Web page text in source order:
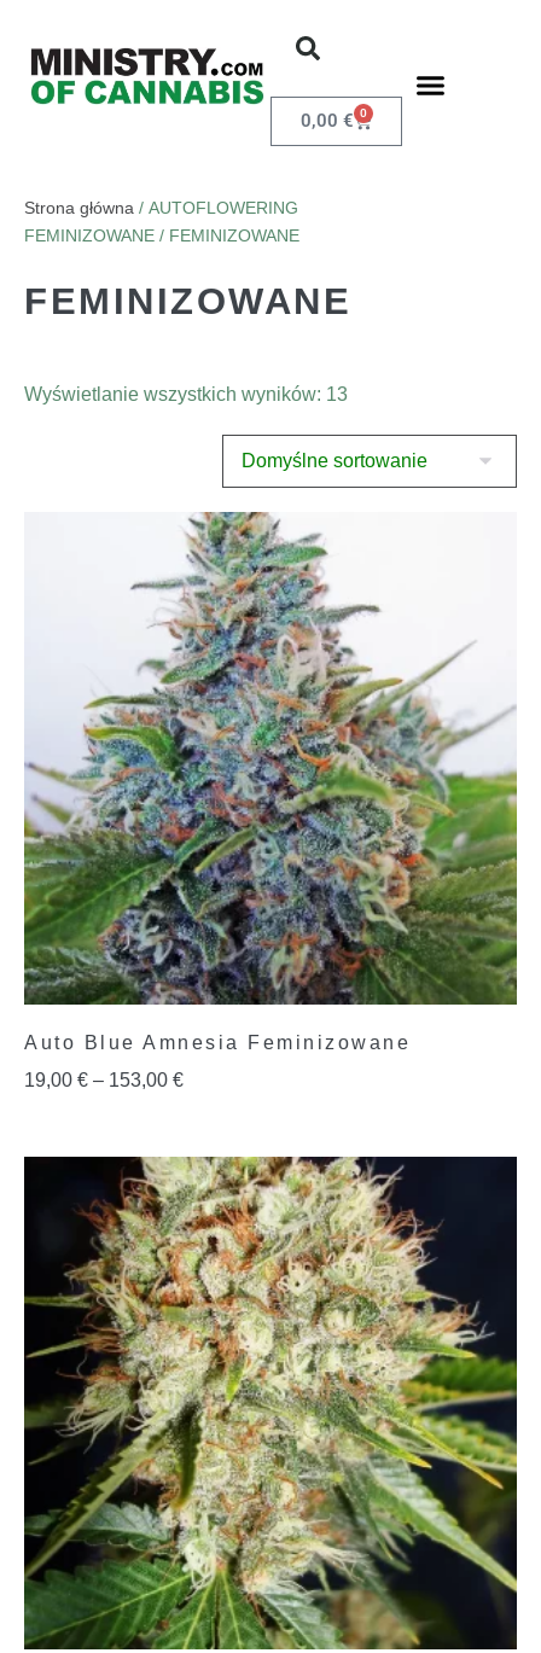
0,00 € 0
Strona główna / AUTOFLOWERING
FEMINIZOWANE / FEMINIZOWANE
FEMINIZOWANE
Wyświetlanie wszystkich wyników: 13
Auto Blue Amnesia Feminizowane
19,00 € – 153,00 €